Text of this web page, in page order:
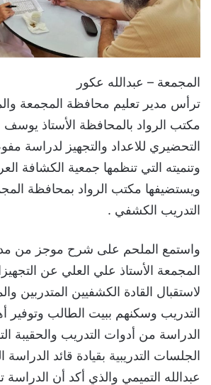
المجمعة – عبدالله عكور
ترأس مدير تعليم محافظة المجمعة
مكتب الرواد بالمحافظة الأستاذ يوسف
التحضيري للاعداد والتجهيز لدراسة
وتنميته‬⁩ التي تنظمها جمعية الكشافة
ويستضيفها مكتب الرواد بمحافظة
التدريب الكشفي .
واستمع الملحم على شرح موجز من
المجمعة الأستاذ علي العلي عن
لاستقبال القادة الكشفيين المتدربين
التدريب وسكنهم ببيت الطالب وتوفير
الدراسة من أدوات التدريب والحقيبة
الجلسات التدريبية بقيادة قائد الدراسة
عبدالله التميمي والذي أكد أن الدراسة